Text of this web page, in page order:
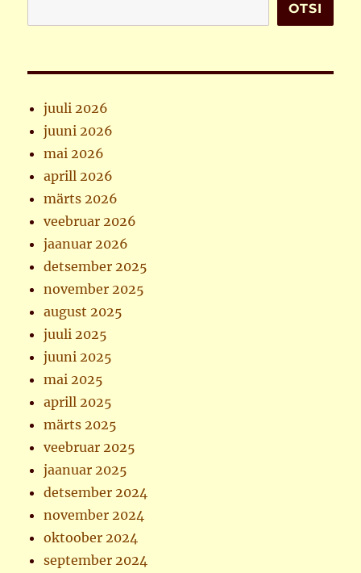
OTSI
juuli 2026
juuni 2026
mai 2026
aprill 2026
märts 2026
veebruar 2026
jaanuar 2026
detsember 2025
november 2025
august 2025
juuli 2025
juuni 2025
mai 2025
aprill 2025
märts 2025
veebruar 2025
jaanuar 2025
detsember 2024
november 2024
oktoober 2024
september 2024